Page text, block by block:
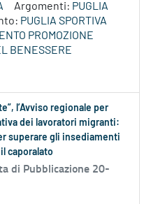
Argomenti: PUGLIA
PUGLIA SPORTIVA
PROMOZIONE
BENESSERE
l’Avviso regionale per
dei lavoratori migranti:
superare gli insediamenti
caporalato
di Pubblicazione 20-